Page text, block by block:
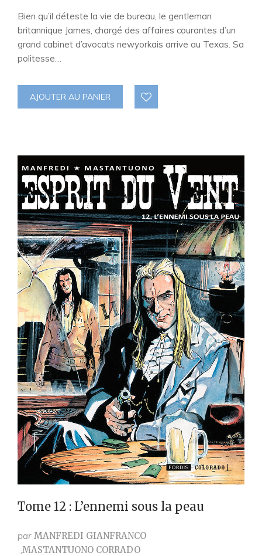
Bien qu’il déteste la vie de bureau, le gentleman
britannique James, chargé des affaires courantes d’un
grand cabinet d’avocats newyorkais arrive au Texas. Sa
politesse…
AJOUTER AU PANIER
Tome 12 : L’ennemi sous la peau
par MANFREDI GIANFRANCO
MASTANTUONO CORRADO